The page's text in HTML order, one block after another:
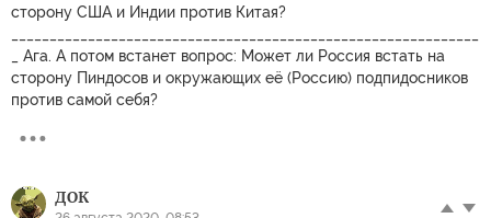
сторону США и Индии против Китая?
_ Ага. А потом встанет вопрос: Может ли Россия встать на
сторону Пиндосов и окружающих её (Россию) подпидосников
против самой себя?
ДОК